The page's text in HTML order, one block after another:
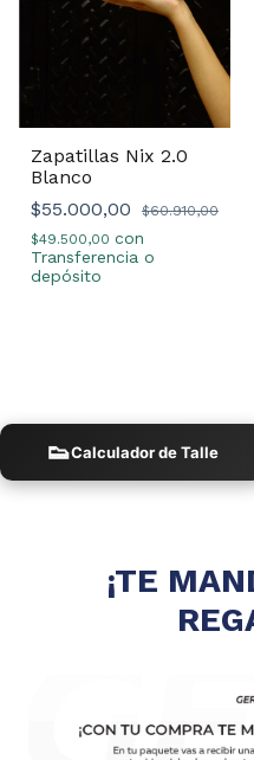
Zapatillas Nix 2.0
Blanco
$55.000,00
$60.910,00
$49.500,00 con
Transferencia o
depósito
👟Calculador de Talle
¡TE